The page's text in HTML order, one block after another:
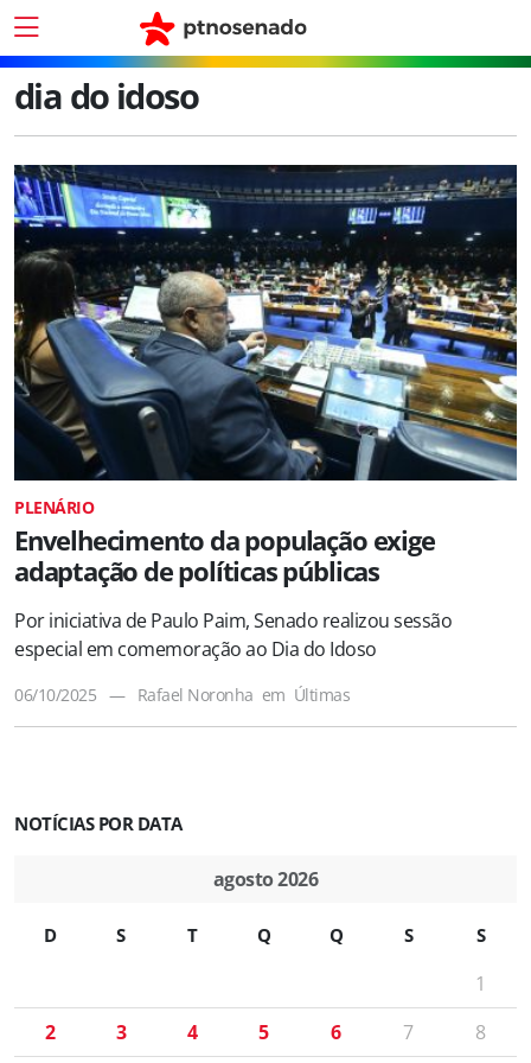
dia do idoso
PLENÁRIO
Envelhecimento da população exige
adaptação de políticas públicas
Por iniciativa de Paulo Paim, Senado realizou sessão
especial em comemoração ao Dia do Idoso
06/10/2025 — Rafael Noronha em Últimas
NOTÍCIAS POR DATA
agosto 2026
D S T Q Q S S
1
2
3 4 5 6 7
8